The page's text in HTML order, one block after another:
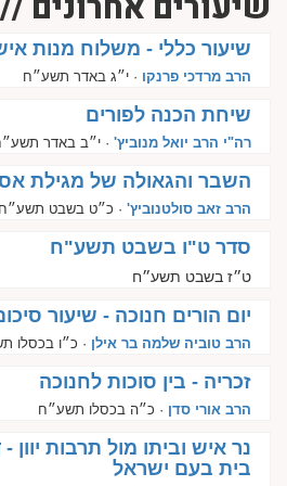
שיעור כללי - משלוח מנות
הרב מרדכי פרנקו · י״ג באדר תשע״ח
שיחת הכנה לפורים
רה"י הרב יואל מנוביץ' · י״ב באדר
השבר והגאולה של מגילת
הרב זאב סולטנוביץ' · כ״ט בשבט תשע״ח
סדר ט"ו בשבט תשע"ח
ט״ז בשבט תשע״ח
יום הורים חנוכה - שיעור
הרב טוביה שלמה בר אילן · כ״ו בכסלו
זכריה - בין סוכות לחנוכה
הרב אורי סדן · כ״ה בכסלו תשע״ח
נר איש וביתו מול תרבות יוון
בית בעם ישראל